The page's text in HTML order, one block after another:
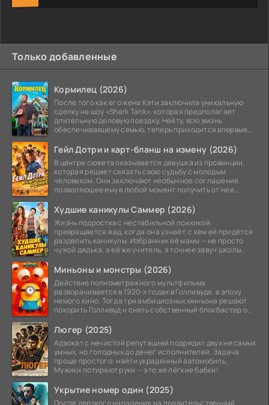
Только добавленные
Кормилец (2026)
После того как его жена Кэти заключила уникальную
сделку на шоу «Shark Tank», которая предполагает
длительную деловую поездку, Нейту, всю жизнь
обеспечивавшему семью, теперь приходится впервые
Гейл Дотри и карт-бланш на измену (2026)
В центре сюжета оказывается девушка из провинции,
которая решает связать свою судьбу с молодым
человеком. Они заключают необычное соглашение,
позволяющее ему в любой момент получить от нее
Худшие каникулы Саммер (2026)
Жизнь подростка с нестабильной психикой
превращается в ад, когда она узнаёт, с кем ей придётся
разделить каникулы. Избранник её мамы — не просто
чужой дядька, а её же учитель, а точнее завуч школы.
Миньоны и монстры (2026)
Действие полнометражного мультфильма
разворачивается в 1920-х годах в Голливуде, в эпоху
немого кино. Тогда три амбициозных миньона решают
покорить Голливуд и снять собственный блокбастер о
Люгер (2025)
Адвокат с нечистой репутацией подрядил двух не самых
умных, но голодных до денег исполнителей. Задача
проще простого: найти украденный автомобиль.
Мужики потирают руки — это же лёгкие бабки!
Укрытие номер один (2025)
После дерзкого нападения на правительственный